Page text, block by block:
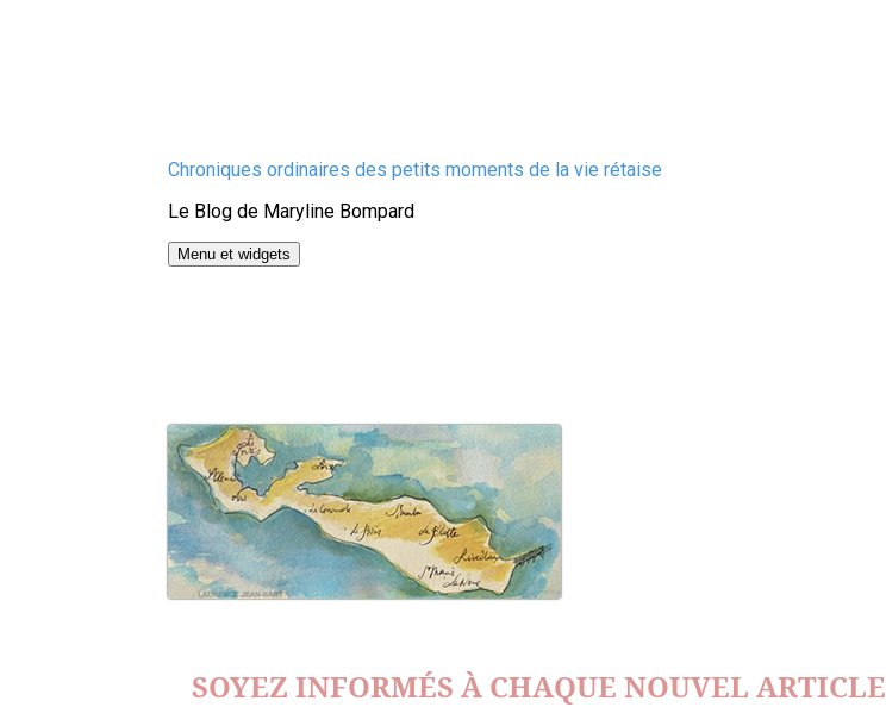
Chroniques ordinaires des petits moments de la vie rétaise
Le Blog de Maryline Bompard
Menu et widgets
SOYEZ INFORMÉS À CHAQUE NOUVEL ARTICLE